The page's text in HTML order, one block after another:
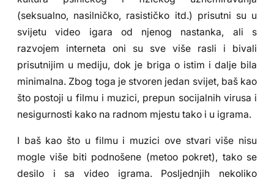
(seksualno, nasilničko, rasističko itd.) prisutni su u
svijetu video igara od njenog nastanka, ali s
razvojem interneta oni su sve više rasli i bivali
prisutnijim u mediju, dok je briga o istim i dalje bila
minimalna. Zbog toga je stvoren jedan svijet, baš kao
što postoji u filmu i muzici, prepun socijalnih virusa i
nesigurnosti kako na radnom mjestu tako i u igrama.
I baš kao što u filmu i muzici ove stvari više nisu
mogle više biti podnošene (metoo pokret), tako se
desilo i sa video igrama. Posljednjih nekoliko